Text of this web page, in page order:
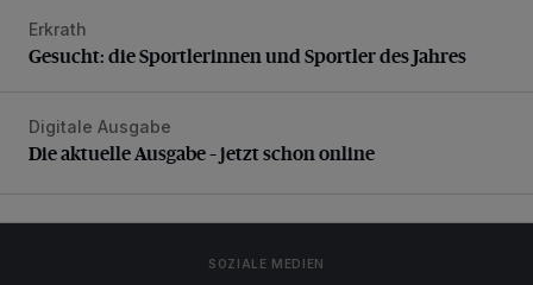
Gesucht: die Sportlerinnen und Sportler des Jahres
Erkrath
Gesucht: die Sportlerinnen und Sportler des Jahres
Die aktuelle Ausgabe – jetzt schon online
Digitale Ausgabe
Die aktuelle Ausgabe – jetzt schon online
SOZIALE MEDIEN